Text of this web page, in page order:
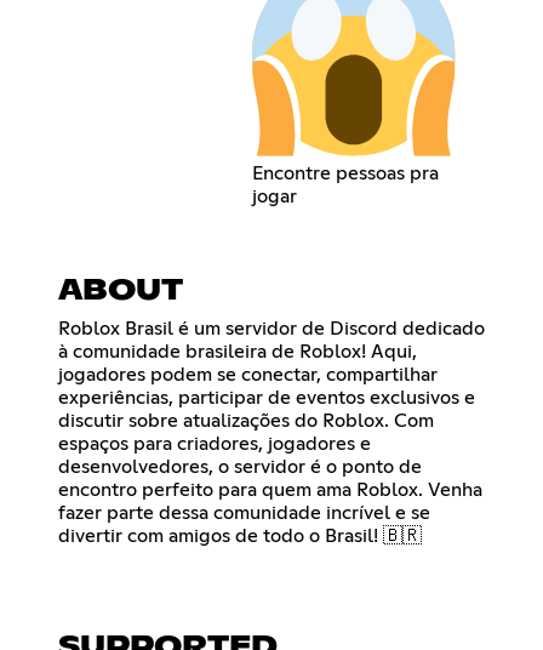
Encontre pessoas pra
jogar
ABOUT
Roblox Brasil é um servidor de Discord dedicado
à comunidade brasileira de Roblox! Aqui,
jogadores podem se conectar, compartilhar
experiências, participar de eventos exclusivos e
discutir sobre atualizações do Roblox. Com
espaços para criadores, jogadores e
desenvolvedores, o servidor é o ponto de
encontro perfeito para quem ama Roblox. Venha
fazer parte dessa comunidade incrível e se
divertir com amigos de todo o Brasil! 🇧🇷